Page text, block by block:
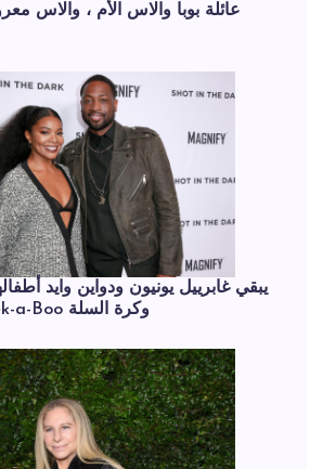
عائلة بوبا والاس الأم ، والاس
يبقي غابرييل يونيون ودواين وايد
في لعبة Peek-a-Boo وكرة السلة